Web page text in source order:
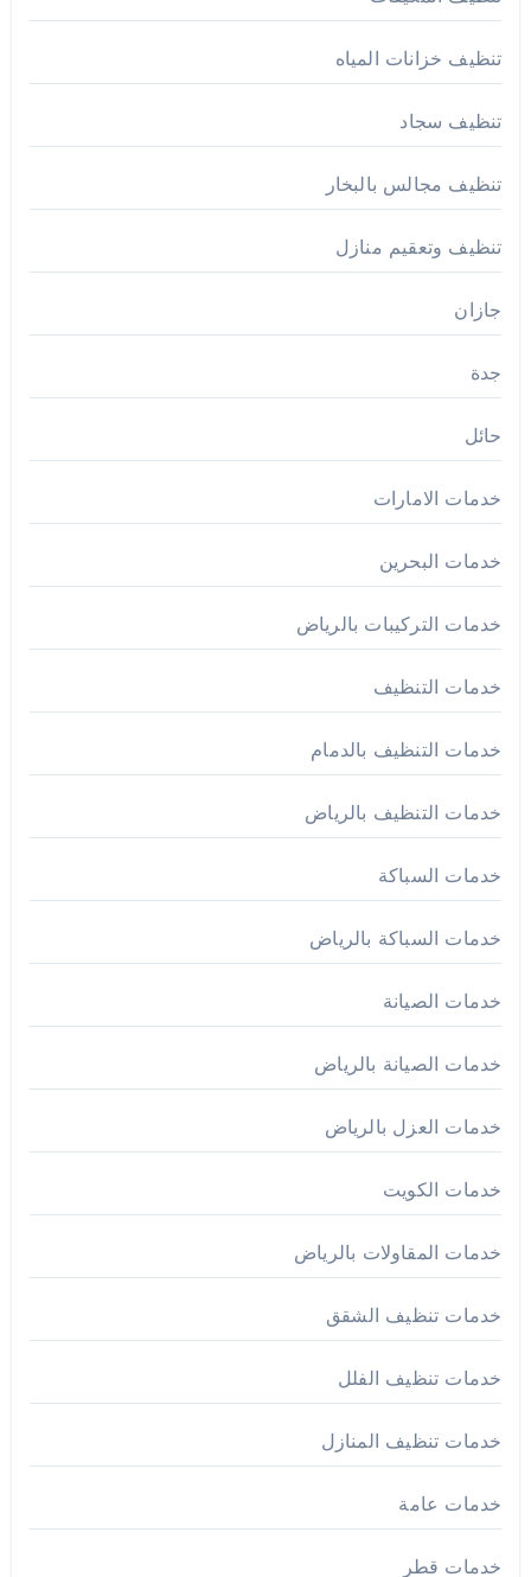
تنظيف خزانات المياه
تنظيف سجاد
تنظيف مجالس بالبخار
تنظيف وتعقيم منازل
جازان
جدة
حائل
خدمات الامارات
خدمات البحرين
خدمات التركيبات بالرياض
خدمات التنظيف
خدمات التنظيف بالدمام
خدمات التنظيف بالرياض
خدمات السباكة
خدمات السباكة بالرياض
خدمات الصيانة
خدمات الصيانة بالرياض
خدمات العزل بالرياض
خدمات الكويت
خدمات المقاولات بالرياض
خدمات تنظيف الشقق
خدمات تنظيف الفلل
خدمات تنظيف المنازل
خدمات عامة
خدمات قطر